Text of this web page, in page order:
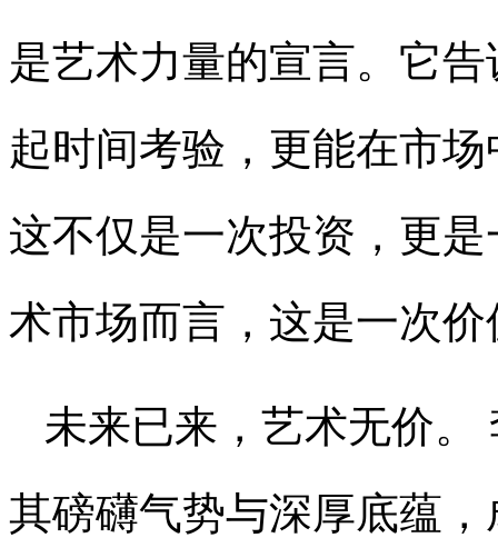
是艺术力量的宣言。它
起时间考验，更能在市
这不仅是一次投资，更
术市场而言，这是一次
未来已来，艺术无价
其磅礴气势与深厚底蕴